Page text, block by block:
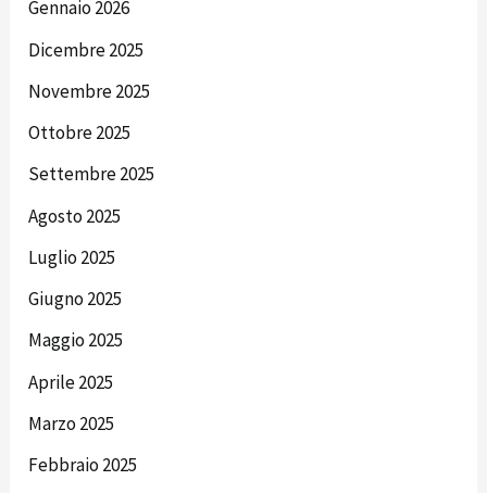
Gennaio 2026
Dicembre 2025
Novembre 2025
Ottobre 2025
Settembre 2025
Agosto 2025
Luglio 2025
Giugno 2025
Maggio 2025
Aprile 2025
Marzo 2025
Febbraio 2025